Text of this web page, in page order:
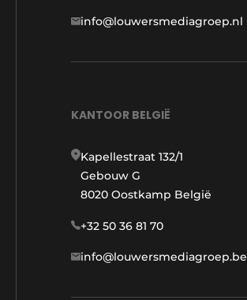
info@louwersmediagroep.nl
KANTOOR BELGIË
Kapellestraat 132/1
Gebouw G
8020 Oostkamp België
+32 50 36 81 70
info@louwersmediagroep.be